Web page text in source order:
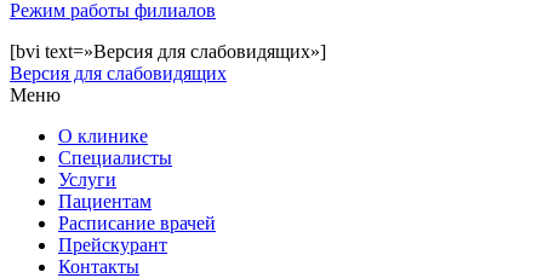
Режим работы филиалов
[bvi text=»Версия для слабовидящих»]
Версия для слабовидящих
Меню
О клинике
Специалисты
Услуги
Пациентам
Расписание врачей
Прейскурант
Контакты